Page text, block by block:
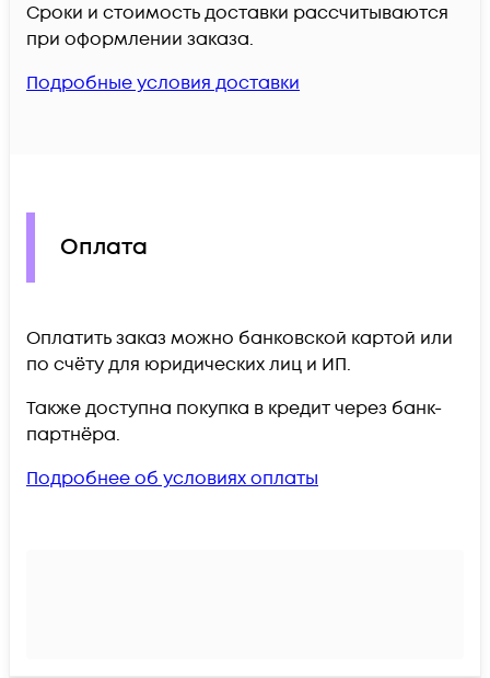
Сроки и стоимость доставки рассчитываются
при оформлении заказа.
Подробные условия доставки
Оплата
Оплатить заказ можно банковской картой или
по счёту для юридических лиц и ИП.
Также доступна покупка в кредит через банк-
партнёра.
Подробнее об условиях оплаты